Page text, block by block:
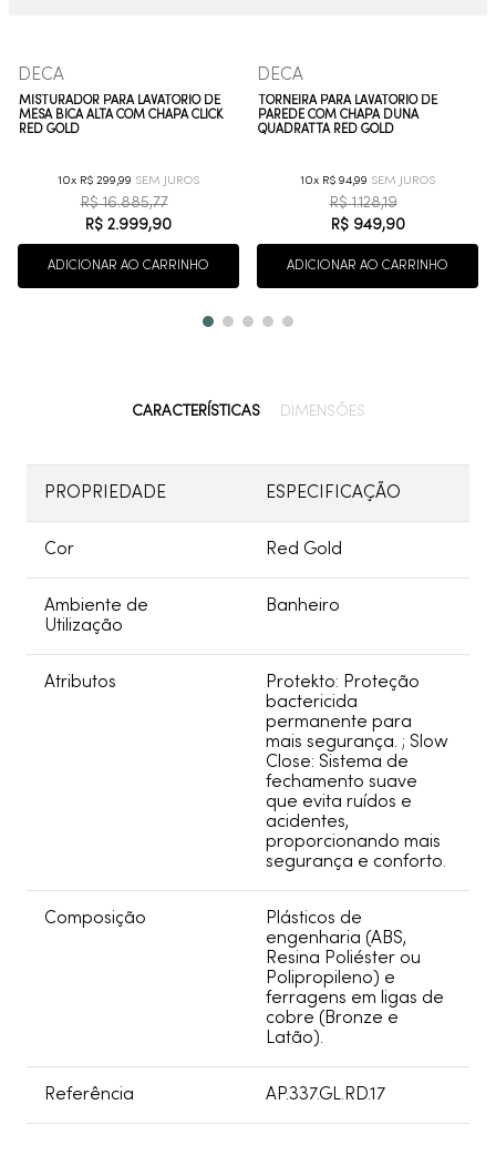
DECA
MISTURADOR PARA LAVATÓRIO DE
MESA BICA ALTA COM CHAPA CLICK
RED GOLD
10 R$ 299,99
R$ 16.885,77
R$ 2.999,90
ADICIONAR AO CARRINHO
DECA
TORNEIRA PARA LAVATÓRIO DE
PAREDE COM CHAPA DUNA
QUADRATTA RED GOLD
10 R$ 94,99
R$ 1.128,19
R$ 949,90
ADICIONAR AO CARRINHO
CARACTERÍSTICAS DIMENSÕES
PROPRIEDADE ESPECIFICAÇÃO
Cor Red Gold
Ambiente de
Utilização
Banheiro
Atributos
Protekto: Proteção
bactericida
permanente para
mais segurança. ; Slow
Close: Sistema de
fechamento suave
que evita ruídos e
acidentes,
proporcionando mais
segurança e conforto.
Composição
Plásticos de
engenharia (ABS,
Resina Poliéster ou
Polipropileno) e
ferragens em ligas de
cobre (Bronze e
Latão).
Referência AP.337.GL.RD.17